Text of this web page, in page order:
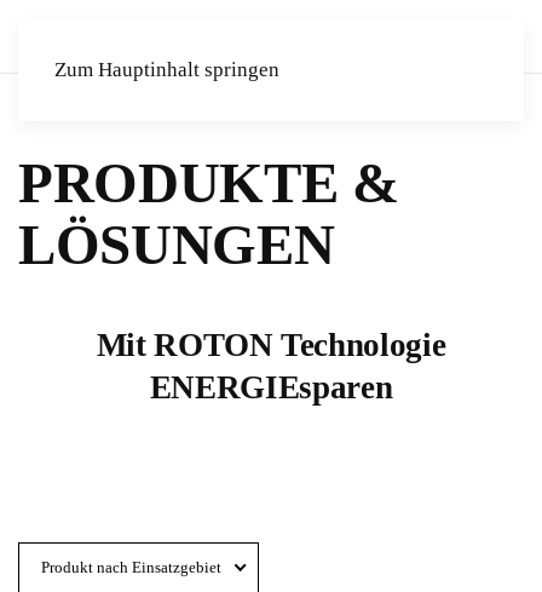
Zum Hauptinhalt springen
PRODUKTE &
LÖSUNGEN
Mit ROTON Technologie
ENERGIEsparen
Produkt nach Einsatzgebiet